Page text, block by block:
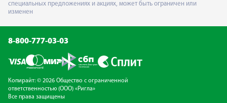
специальных предложениях и акциях, может быть ограничен или
изменен
8-800-777-03-03
Копирайт: © 2026 Общество с ограниченной
ответственностью (ООО) «Ригла»
Все права защищены